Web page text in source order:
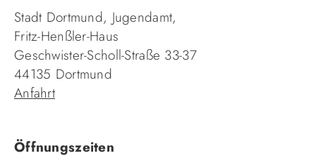
Stadt Dortmund, Jugendamt,
Fritz-Henßler-Haus
Geschwister-Scholl-Straße 33-37
44135 Dortmund
Anfahrt
Öffnungszeiten